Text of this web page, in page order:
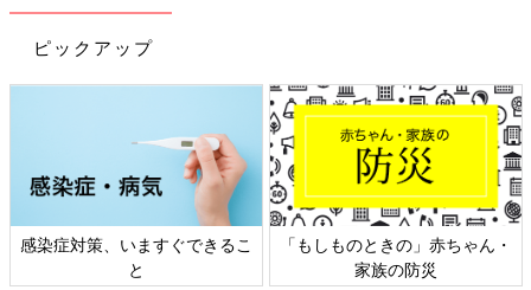
うねうねと動くその光景は、風に吹かれるカーテンそのもの。目
を奪われました」
「カナディアンロッキーのレイクルイーズです。いつも大はしゃ
ぎするメンバーが、押し黙るほどの絶景でした。
私の知る世界がいかに小さいかを実感し、地球の偉大さを感じま
した」
「台湾の九份です。
現地の友人には『人はめっちゃ多いし、雨が多いから景色は霞む
し服はぐしゃぐしゃに濡れるし、がっかりするよ』と、言われな
ピックアップ
感染症対策、いますぐできるこ
と
「もしものときの」赤ちゃん・
家族の防災